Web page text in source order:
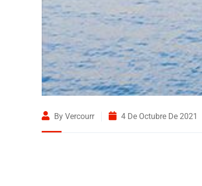
By Vercourr 4 De Octubre De 2021